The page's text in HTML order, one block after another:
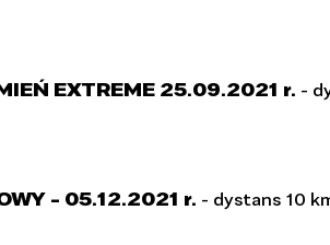
EXTREME 25.09.2021 r. -
- 05.12.2021 r. - dystans 10